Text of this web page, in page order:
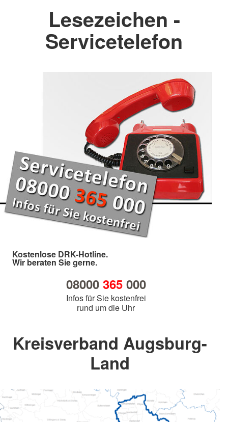
Lesezeichen -
Servicetelefon
Kostenlose DRK-Hotline.
Wir beraten Sie gerne.
08000 365000
Infos für Sie kostenfrei
rund um die Uhr
Kreisverband Augsburg-
Land